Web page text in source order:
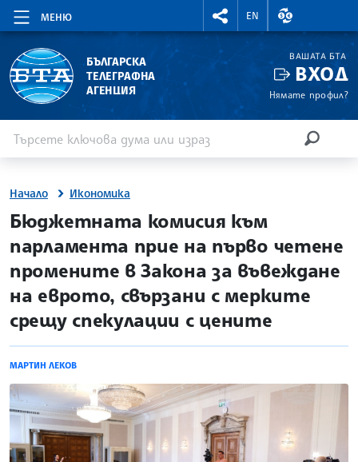
МЕНЮ
RIGHTMENU.SOCIAL
EN
ВАЛУТНИ
БЪЛГАРСКА
ТЕЛЕГРАФНА
АГЕНЦИЯ
ВАШАТА БТА
ВХОД
Нямате профил?
Начало Икономика
site.bta
Бюджетната комисия към
парламента прие на първо четене
промените в Закона за въвеждане
на еврото, свързани с мерките
срещу спекулации с цените
МАРТИН ЛЕКОВ